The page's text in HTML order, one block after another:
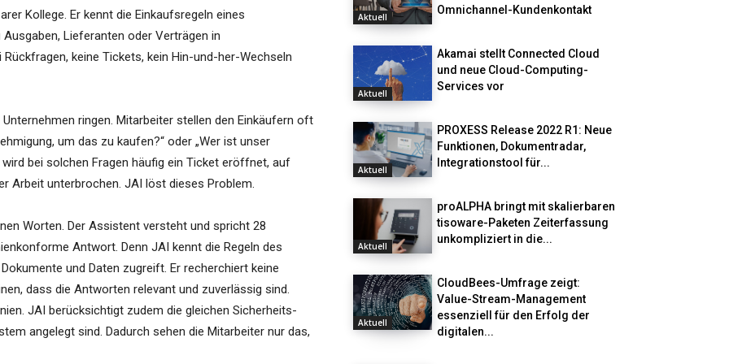
Kollege. Er kennt die Einkaufsregeln eines
Lieferanten oder Verträgen in
keine Tickets, kein Hin-und-her-Wechseln
ringen. Mitarbeiter stellen den Einkäufern oft
um das zu kaufen?“ oder „Wer ist unser
bei solchen Fragen häufig ein Ticket eröffnet, auf
Arbeit unterbrochen. JAI löst dieses Problem.
Worten. Der Assistent versteht und spricht 28
Antwort. Denn JAI kennt die Regeln des
und Daten zugreift. Er recherchiert keine
dass die Antworten relevant und zuverlässig sind.
JAI berücksichtigt zudem die gleichen Sicherheits-
angelegt sind. Dadurch sehen die Mitarbeiter nur das,
Aktuell
Omnichannel-Kundenkontakt
Aktuell
Akamai stellt Connected Cloud
und neue Cloud-Computing-
Services vor
Aktuell
PROXESS Release 2022 R1: Neue
Funktionen, Dokumentradar,
Integrationstool für...
Aktuell
proALPHA bringt mit skalierbaren
tisoware-Paketen Zeiterfassung
unkompliziert in die...
Aktuell
CloudBees-Umfrage zeigt:
Value-Stream-Management
essenziell für den Erfolg der
digitalen...